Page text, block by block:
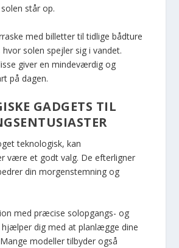
står op.
med billetter til tidlige bådture
solen spejler sig i vandet.
giver en mindeværdig og
på dagen.
GADGETS TIL
teknologisk, kan
være et godt valg. De efterligner
din morgenstemning og
med præcise solopgangs- og
hjælper dig med at planlægge dine
modeller tilbyder også